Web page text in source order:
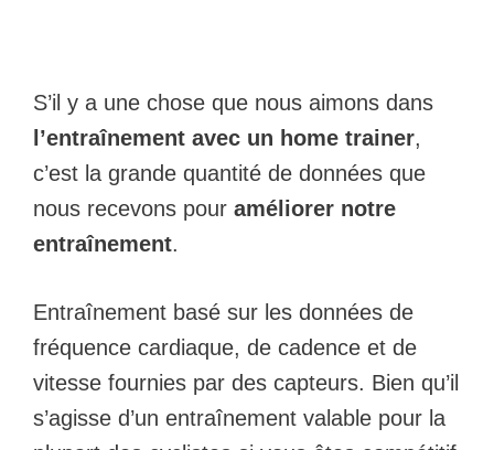
S’il y a une chose que nous aimons dans
l’entraînement avec un home trainer,
c’est la grande quantité de données que
nous recevons pour améliorer notre
entraînement.
Entraînement basé sur les données de
fréquence cardiaque, de cadence et de
vitesse fournies par des capteurs. Bien qu’il
s’agisse d’un entraînement valable pour la